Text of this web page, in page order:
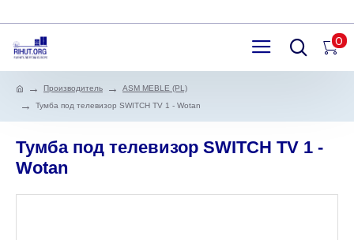
0
Производитель
ASM MEBLE (PL)
Тумба под телевизор SWITCH TV 1 - Wotan
Тумба под телевизор SWITCH TV 1 -
Wotan